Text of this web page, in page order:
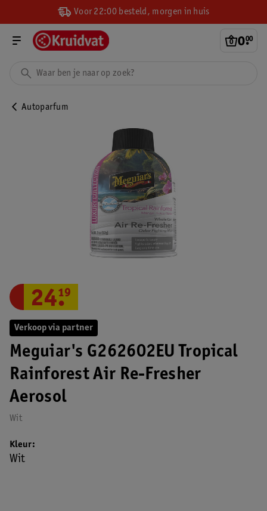
Voor 22:00 besteld, morgen in huis
0.
00
Autoparfum
Verkoop via partner
Meguiar's G262602EU Tropical
Rainforest Air Re-Fresher
Aerosol
Wit
24.
19
Kleur
Wit